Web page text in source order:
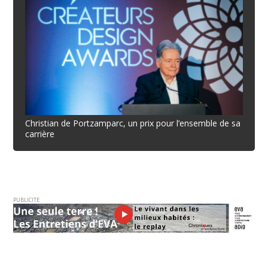
Christian de Portzamparc, un prix pour l’ensemble de sa
carrière
PUBLICITE